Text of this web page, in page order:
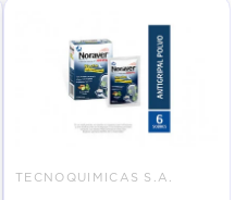
TECNOQUIMICAS S.A.